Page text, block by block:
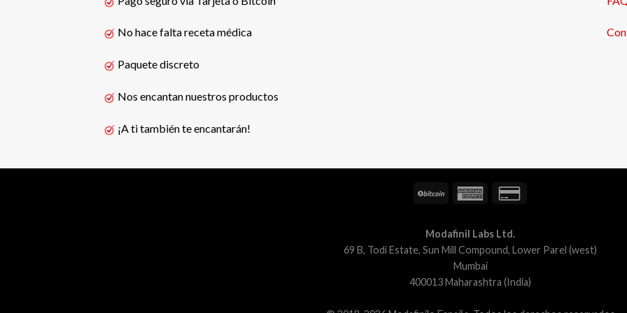
No hace falta receta médica
Paquete discreto
Nos encantan nuestros productos
¡A ti también te encantarán!
Modafinil Labs Ltd.
69 B, Todi Estate, Sun Mill Compound, Lower Parel (west)
Mumbai
400013 Maharashtra (India)